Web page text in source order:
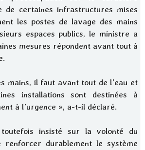
de certaines infrastructures mises
les postes de lavage des mains
espaces publics, le ministre a
mesures répondent avant tout à
mains, il faut avant tout de l’eau et
installations sont destinées à
à l’urgence », a-t-il déclaré.
insisté sur la volonté du
renforcer durablement le système